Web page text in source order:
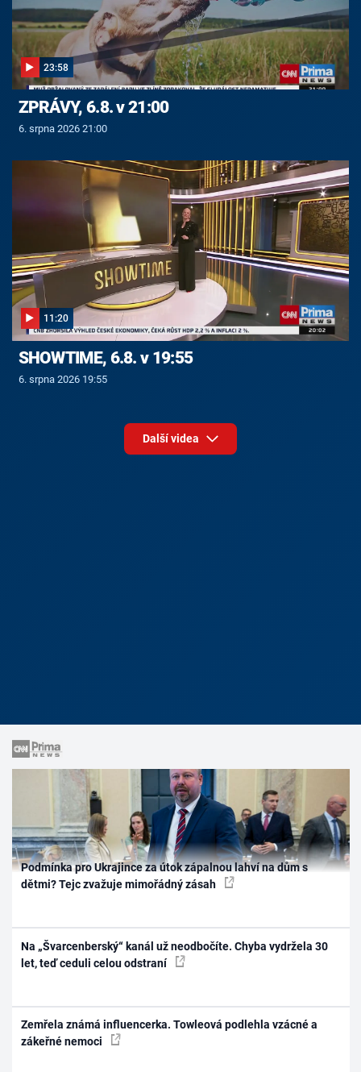
23:58
ZPRÁVY, 6.8. v 21:00
6. srpna 2026 21:00
11:20
SHOWTIME, 6.8. v 19:55
6. srpna 2026 19:55
Další videa
Podmínka pro Ukrajince za útok zápalnou lahví na dům s
dětmi? Tejc zvažuje mimořádný zásah
Na „Švarcenberský“ kanál už neodbočíte. Chyba vydržela 30
let, teď ceduli celou odstraní
Zemřela známá influencerka. Towleová podlehla vzácné a
zákeřné nemoci